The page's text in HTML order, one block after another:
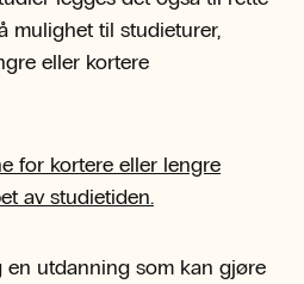
mulighet til studieturer,
eller kortere
for kortere eller lengre
av studietiden.
utdanning som kan gjøre